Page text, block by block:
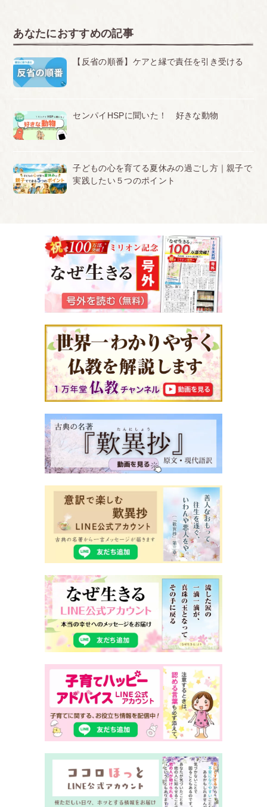
あなたにおすすめの記事
【反省の順番】ケアと縁で責任を引き受ける
センパイHSPに聞いた！ 好きな動物
子どもの心を育てる夏休みの過ごし方｜親子で
実践したい５つのポイント